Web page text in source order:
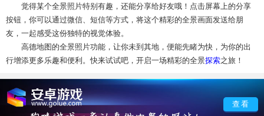
觉得某个全景照片特别有趣，还能分享给好友哦！点击屏幕上的分享
按钮，你可以通过微信、短信等方式，将这个精彩的全景画面发送给朋
友，一起感受这份独特的视觉体验。
高德地图的全景照片功能，让你未到其地，便能先睹为快，为你的出
行增添更多乐趣和便利。快来试试吧，开启一场精彩的全景探索之旅！
查看